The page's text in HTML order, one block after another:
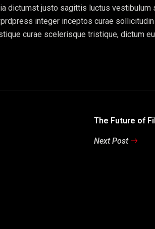
dictumst justo sagittis luctus vestibulum
integer inceptos curae
curae scelerisque tristique, dictum
The Future of
Next Post